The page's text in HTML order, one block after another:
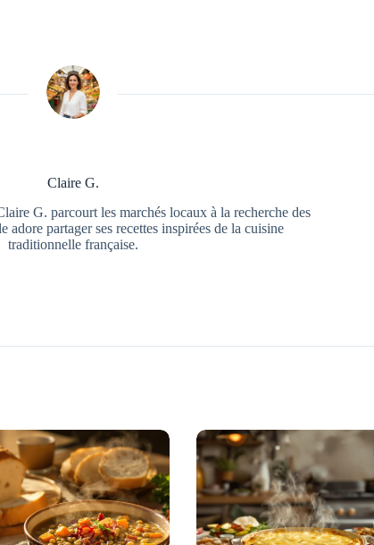
Claire G.
G. parcourt les marchés locaux à la recherche des
adore partager ses recettes inspirées de la cuisine
traditionnelle française.